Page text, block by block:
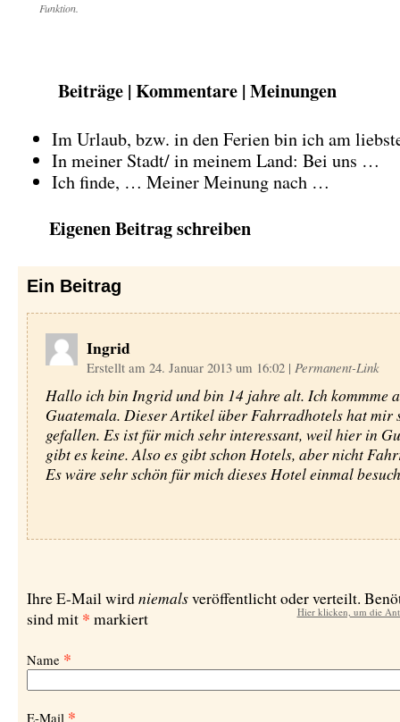
Funktion.
Beiträge | Kommentare | Meinungen
Im Urlaub, bzw. in den Ferien bin ich am
In meiner Stadt/ in meinem Land: Bei uns …
Ich finde, … Meiner Meinung nach …
Eigenen Beitrag schreiben
Ein Beitrag
Ingrid
Erstellt am 24. Januar 2013 um 16:02 | Permanent-Link
Hallo ich bin Ingrid und bin 14 jahre alt. Ich kommme
Guatemala. Dieser Artikel über Fahrradhotels hat mir
gefallen. Es ist für mich sehr interessant, weil hier in
gibt es keine. Also es gibt schon Hotels, aber nicht
Es wäre sehr schön für mich dieses Hotel einmal
Hier klicken, um die
Ihre E-Mail wirdniemalsveröffentlicht oder verteilt.
sind mit * markiert
Name *
E-Mail *